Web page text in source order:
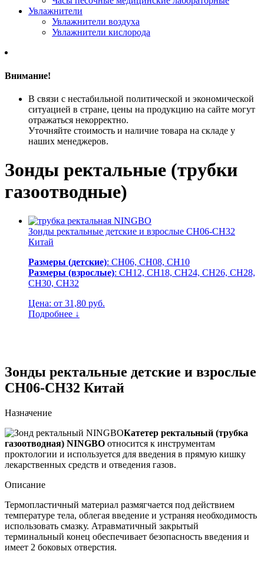
Увлажнители
Увлажнители воздуха
Увлажнители кислорода
Внимание!
В связи с нестабильной политической и экономической
ситуацией в стране, цены на продукцию на сайте могут
отражаться некорректно.
Уточняйте стоимость и наличие товара на складе у
наших менеджеров.
Зонды ректальные (трубки
газоотводные)
Зонды ректальные детские и взрослые СН06-CH32
Китай
Размеры (детские): CH06, CH08, CH10
Размеры (взрослые): CH12, CH18, CH24, CH26, CH28,
CH30, CH32
Цена: от 31,80 руб.
Подробнее ↓
Зонды ректальные детские и взрослые
СН06-CH32 Китай
Назначение
Катетер ректальный (трубка
газоотводная) NINGBO относится к инструментам
проктологии и используется для введения в прямую кишку
лекарственных средств и отведения газов.
Описание
Термопластичный материал размягчается под действием
температуре тела, облегая введение и устраняя необходимость
использовать смазку. Атравматичный закрытый
терминальный конец обеспечивает безопасность введения и
имеет 2 боковых отверстия.